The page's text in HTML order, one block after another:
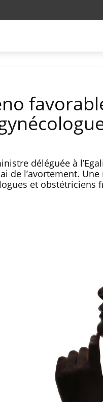
déléguée à
de l’avortement.
et obstétriciens